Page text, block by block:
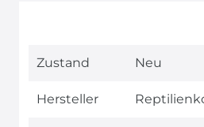
Technisches
Wert
Zustand Neu
Hersteller